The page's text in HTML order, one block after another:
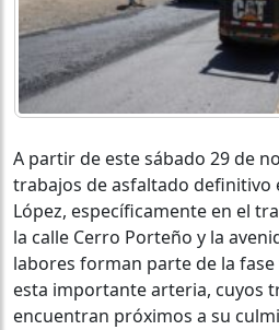
A partir de este sábado 29 de
trabajos de asfaltado definitivo
López, específicamente en el
la calle Cerro Porteño y la
labores forman parte de la
esta importante arteria, cuyos
encuentran próximos a su